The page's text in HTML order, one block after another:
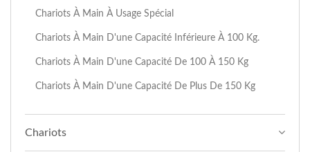
Chariots À Main À Usage Spécial
Chariots À Main D'une Capacité Inférieure À 100 Kg.
Chariots À Main D'une Capacité De 100 À 150 Kg
Chariots À Main D'une Capacité De Plus De 150 Kg
Chariots